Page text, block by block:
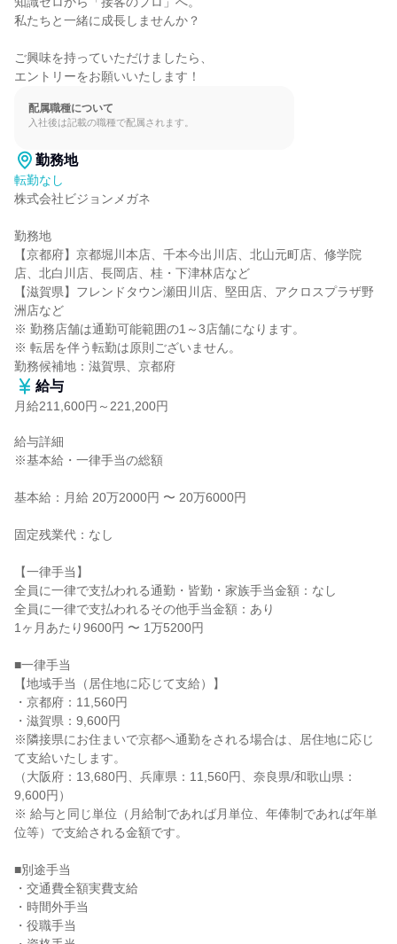
私たちと一緒に成長しませんか？
ご興味を持っていただけましたら、
エントリーをお願いいたします！
配属職種について
入社後は記載の職種で配属されます。
勤務地
転勤なし
株式会社ビジョンメガネ
勤務地
【京都府】京都堀川本店、千本今出川店、北山元町店、修学院
店、北白川店、長岡店、桂・下津林店など
【滋賀県】フレンドタウン瀬田川店、堅田店、アクロスプラザ野
洲店など
※ 勤務店舗は通勤可能範囲の1～3店舗になります。
※ 転居を伴う転勤は原則ございません。
勤務候補地：滋賀県、京都府
給与
月給211,600円～221,200円
給与詳細
※基本給・一律手当の総額
基本給：月給 20万2000円 〜 20万6000円
固定残業代：なし
【一律手当】
全員に一律で支払われる通勤・皆勤・家族手当金額：なし
全員に一律で支払われるその他手当金額：あり
1ヶ月あたり9600円 〜 1万5200円
■一律手当
【地域手当（居住地に応じて支給）】
・京都府：11,560円
・滋賀県：9,600円
※隣接県にお住まいで京都へ通勤をされる場合は、居住地に応じ
て支給いたします。
（大阪府：13,680円、兵庫県：11,560円、奈良県/和歌山県：
9,600円）
※ 給与と同じ単位（月給制であれば月単位、年俸制であれば年単
位等）で支給される金額です。
■別途手当
・交通費全額実費支給
・時間外手当
・役職手当